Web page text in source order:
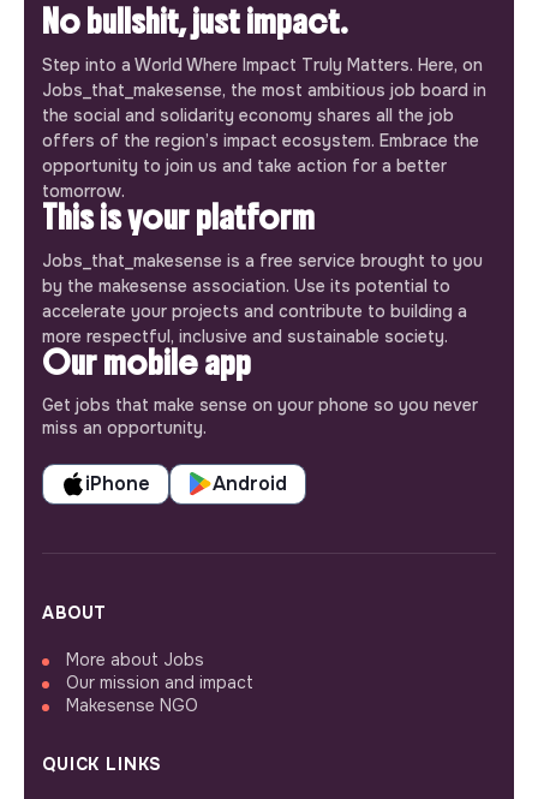
No bullshit, just impact.
Step into a World Where Impact Truly Matters. Here, on
Jobs_that_makesense, the most ambitious job board in
the social and solidarity economy shares all the job
offers of the region’s impact ecosystem. Embrace the
opportunity to join us and take action for a better
tomorrow.
This is your platform
Jobs_that_makesense is a free service brought to you
by the makesense association. Use its potential to
accelerate your projects and contribute to building a
more respectful, inclusive and sustainable society.
Our mobile app
Get jobs that make sense on your phone so you never
miss an opportunity.
iPhone Android
ABOUT
More about Jobs
Our mission and impact
Makesense NGO
QUICK LINKS